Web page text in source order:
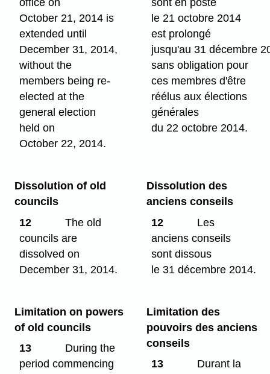
October 21, 2014 is
extended until
December 31, 2014,
without the
members being re-
elected at the
general election
held on
October 22, 2014.
le 21 octobre 2014
est prolongé
jusqu'au 31 décembre
sans obligation pour
ces membres d'être
réélus aux élections
générales
du 22 octobre 2014.
Dissolution of old
councils
12
The old
councils are
dissolved on
December 31, 2014.
Dissolution des
anciens conseils
12
Les
anciens conseils
sont dissous
le 31 décembre 2014.
Limitation on powers
of old councils
13
During the
period commencing
Limitation des
pouvoirs des anciens
conseils
13
Durant la